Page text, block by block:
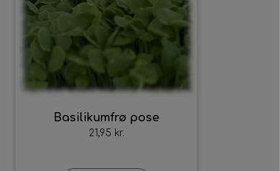
Basilikumfrø pose
21,95 kr.